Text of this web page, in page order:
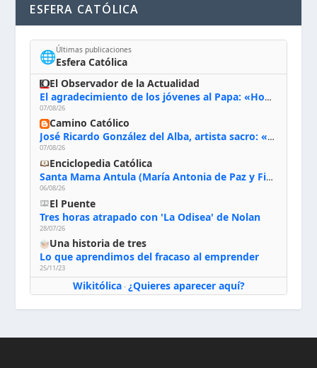
ESFERA CATÓLICA
🌐Últimas publicaciones
Esfera Católica
El Observador de la Actualidad
El agradecimiento de los jóvenes al Papa: «Hoy nos sentimos Iglesia»
07/08/26
Camino Católico
José Ricardo González del Alba, artista sacro: «Yo oro, hablo con Dios, le pido al Espíritu Santo su inspiración y siempre pinto rezando el rosario para que sea Él quien actúe a través de mis manos»
07/08/26
Enciclopedia Católica
Santa Mama Antula (María Antonia de Paz y Figueroa)
06/08/26
El Puente
Tres horas atrapado con 'La Odisea' de Nolan
28/07/26
Una historia de tres
Lo que aprendimos del fracaso al emprender
25/11/23
Wikitólica· ¿Quieres aparecer aquí?